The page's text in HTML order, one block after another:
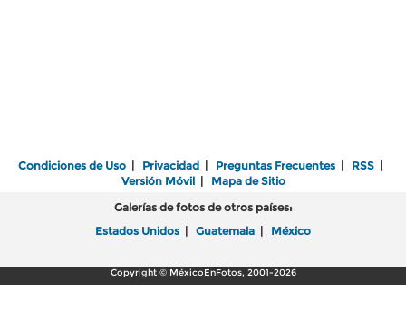
Condiciones de Uso | Privacidad | Preguntas Frecuentes | RSS |
Versión Móvil| Mapa de Sitio
Galerías de fotos de otros países:
Estados Unidos | Guatemala | México
Copyright © MéxicoEnFotos, 2001-2026